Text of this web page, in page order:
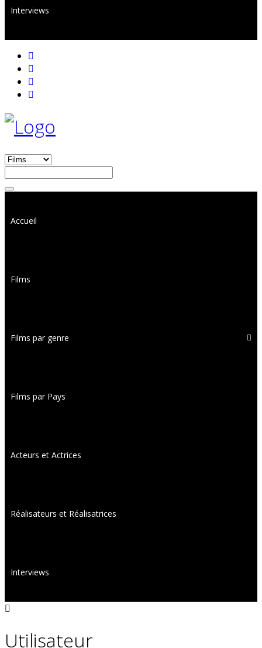
Interviews
Accueil
Films
Films par genre
Films par Pays
Acteurs et Actrices
Réalisateurs et Réalisatrices
Interviews
Utilisateur